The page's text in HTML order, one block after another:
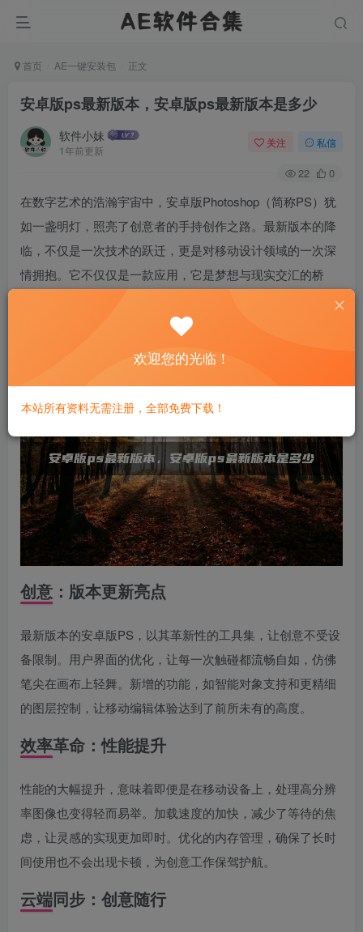
首页 AE一键安装包 正文
安卓版ps最新版本，安卓版ps最新版本是多少
软件小妹
1年前更新
关注 私信
22 0
在数字艺术的浩瀚宇宙中，安卓版Photoshop（简称PS）犹
如一盏明灯，照亮了创意者的手持创作之路。最新版本的降
临，不仅是一次技术的跃迁，更是对移动设计领域的一次深
情拥抱。它不仅仅是一款应用，它是梦想与现实交汇的桥
梁，让随时随地的创意火花得以绽放。那么，让我们揭开这
神秘面纱，探索安卓版PS最新版本的奥秘。
创意：版本更新亮点
最新版本的安卓版PS，以其革新性的工具集，让创意不受设
备限制。用户界面的优化，让每一次触碰都流畅自如，仿佛
笔尖在画布上轻舞。新增的功能，如智能对象支持和更精细
的图层控制，让移动编辑体验达到了前所未有的高度。
效率革命：性能提升
性能的大幅提升，意味着即便是在移动设备上，处理高分辨
率图像也变得轻而易举。加载速度的加快，减少了等待的焦
虑，让灵感的实现更加即时。优化的内存管理，确保了长时
间使用也不会出现卡顿，为创意工作保驾护航。
云端同步：创意随行
欢迎您的光临！
本站所有资料无需注册，全部免费下载！